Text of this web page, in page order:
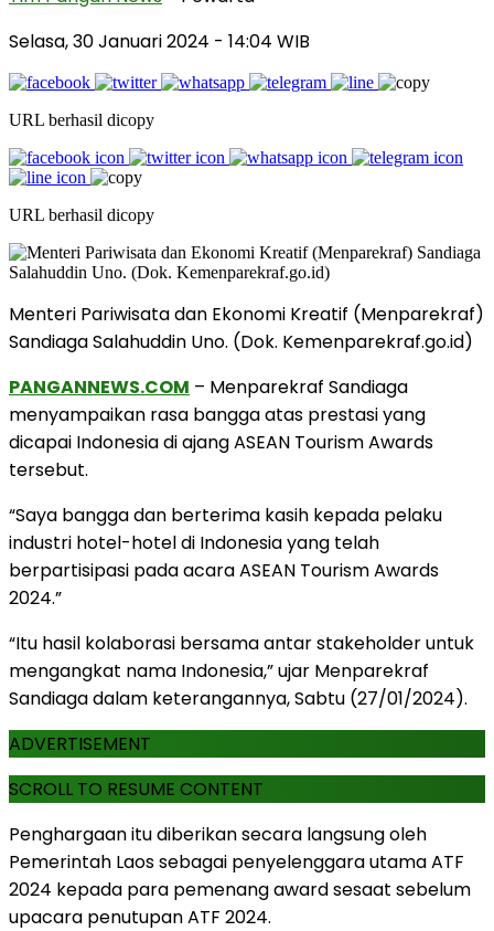
Selasa, 30 Januari 2024 - 14:04 WIB
URL berhasil dicopy
URL berhasil dicopy
Menteri Pariwisata dan Ekonomi Kreatif (Menparekraf)
Sandiaga Salahuddin Uno. (Dok. Kemenparekraf.go.id)
PANGANNEWS.COM – Menparekraf Sandiaga
menyampaikan rasa bangga atas prestasi yang
dicapai Indonesia di ajang ASEAN Tourism Awards
tersebut.
“Saya bangga dan berterima kasih kepada pelaku
industri hotel-hotel di Indonesia yang telah
berpartisipasi pada acara ASEAN Tourism Awards
2024.”
“Itu hasil kolaborasi bersama antar stakeholder untuk
mengangkat nama Indonesia,” ujar Menparekraf
Sandiaga dalam keterangannya, Sabtu (27/01/2024).
ADVERTISEMENT
SCROLL TO RESUME CONTENT
Penghargaan itu diberikan secara langsung oleh
Pemerintah Laos sebagai penyelenggara utama ATF
2024 kepada para pemenang award sesaat sebelum
upacara penutupan ATF 2024.